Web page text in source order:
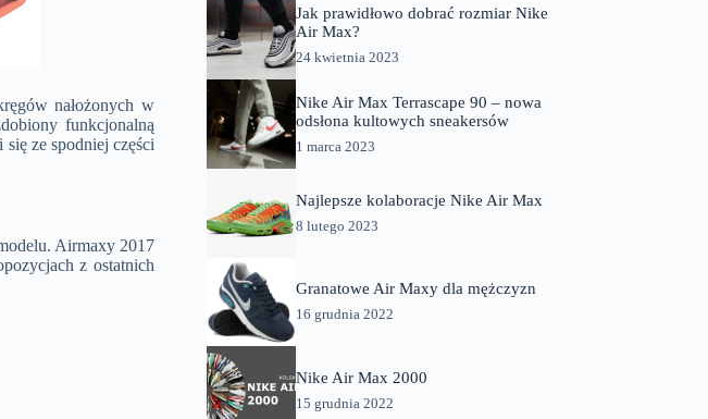
nałożonych w
funkcjonalną
ze spodniej części
Airmaxy 2017
z ostatnich
Jak prawidłowo dobrać rozmiar Nike
Air Max?
24 kwietnia 2023
Nike Air Max Terrascape 90 – nowa
odsłona kultowych sneakersów
1 marca 2023
Najlepsze kolaboracje Nike Air Max
8 lutego 2023
Granatowe Air Maxy dla mężczyzn
16 grudnia 2022
Nike Air Max 2000
15 grudnia 2022